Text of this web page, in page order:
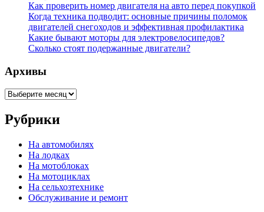
Как проверить номер двигателя на авто перед покупкой
Когда техника подводит: основные причины поломок
двигателей снегоходов и эффективная профилактика
Какие бывают моторы для электровелосипедов?
Сколько стоят подержанные двигатели?
Архивы
Архивы
Рубрики
На автомобилях
На лодках
На мотоблоках
На мотоциклах
На сельхозтехнике
Обслуживание и ремонт